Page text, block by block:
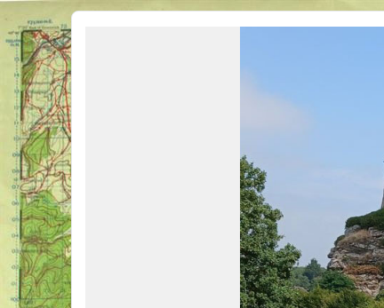
Bienvenue sur LE forum des passionnés de Véhicules Militaires